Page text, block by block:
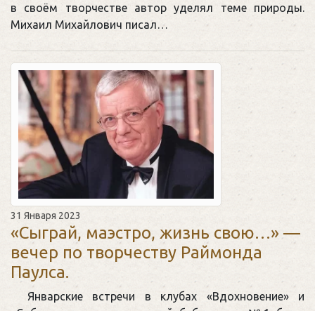
в своём творчестве автор уделял теме природы.
Михаил Михайлович писал…
31 Января 2023
«Сыграй, маэстро, жизнь свою…» —
вечер по творчеству Раймонда
Паулса.
Январские встречи в клубах «Вдохновение» и